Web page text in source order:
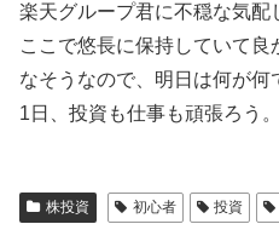
楽天グループ君に不穏な気配
ここで悠長に保持していて
なそうなので、明日は何が
1日、投資も仕事も頑張ろう。
株投資 初心者 投資